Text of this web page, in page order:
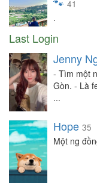
41
.
Last Login
Jenny
- Tìm một
Gòn. - Là
...
Hope 35
Một ng